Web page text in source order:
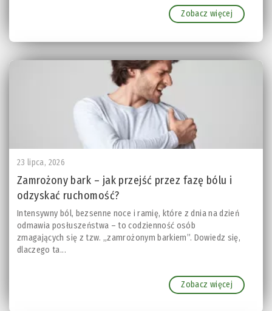
Zobacz więcej
23 lipca, 2026
Zamrożony bark – jak przejść przez fazę bólu i
odzyskać ruchomość?
Intensywny ból, bezsenne noce i ramię, które z dnia na dzień
odmawia posłuszeństwa – to codzienność osób
zmagających się z tzw. „zamrożonym barkiem”. Dowiedz się,
dlaczego ta...
Zobacz więcej